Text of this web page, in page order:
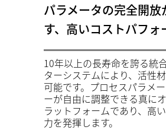
パラメータの完全開放
す、高いコストパフォ
10年以上の長寿命を誇る統
ターシステムにより、活性
可能です。プロセスパラメ
ーが自由に調整できる真に
ラットフォームであり、高
力を発揮します。